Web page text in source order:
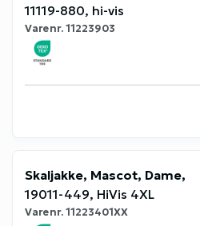
11119-880, hi-vis
Varenr.11223903
Skaljakke, Mascot, Dame,
19011-449, HiVis 4XL
Varenr.11223401XX